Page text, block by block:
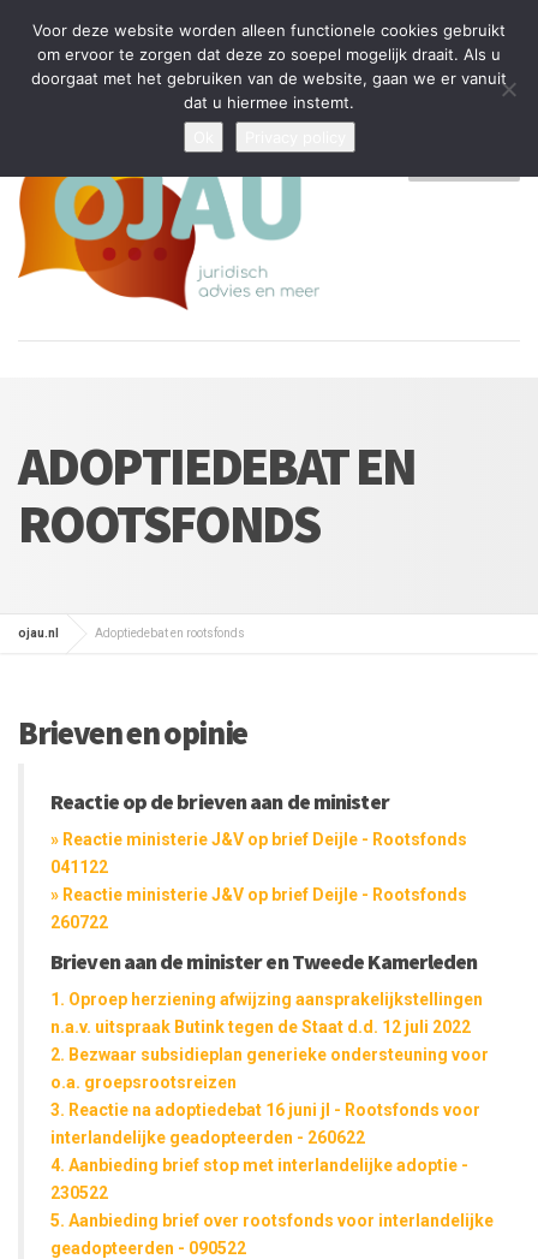
Tijdelijke stop: wegens drukte kan ik beperkt nieuwe zaken aannemen
en vragen beantwoorden
Algemene Voorwaarden
Disclaimer Privacybeleid
ADOPTIEDEBAT EN
ROOTSFONDS
ojau.nl Adoptiedebat en rootsfonds
Brieven en opinie
Reactie op de brieven aan de minister
» Reactie ministerie J&V op brief Deijle - Rootsfonds
041122
» Reactie ministerie J&V op brief Deijle - Rootsfonds
260722
Brieven aan de minister en Tweede Kamerleden
1. Oproep herziening afwijzing aansprakelijkstellingen
n.a.v. uitspraak Butink tegen de Staat d.d. 12 juli 2022
2. Bezwaar subsidieplan generieke ondersteuning voor
o.a. groepsrootsreizen
3. Reactie na adoptiedebat 16 juni jl - Rootsfonds voor
interlandelijke geadopteerden - 260622
4. Aanbieding brief stop met interlandelijke adoptie -
230522
5. Aanbieding brief over rootsfonds voor interlandelijke
geadopteerden - 090522
Voor deze website worden alleen functionele cookies gebruikt
om ervoor te zorgen dat deze zo soepel mogelijk draait. Als u
doorgaat met het gebruiken van de website, gaan we er vanuit
dat u hiermee instemt.